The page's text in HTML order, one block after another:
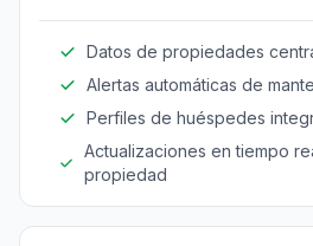
Datos de propiedades
Alertas automáticas de
Perfiles de huéspedes
Actualizaciones en tiempo
propiedad